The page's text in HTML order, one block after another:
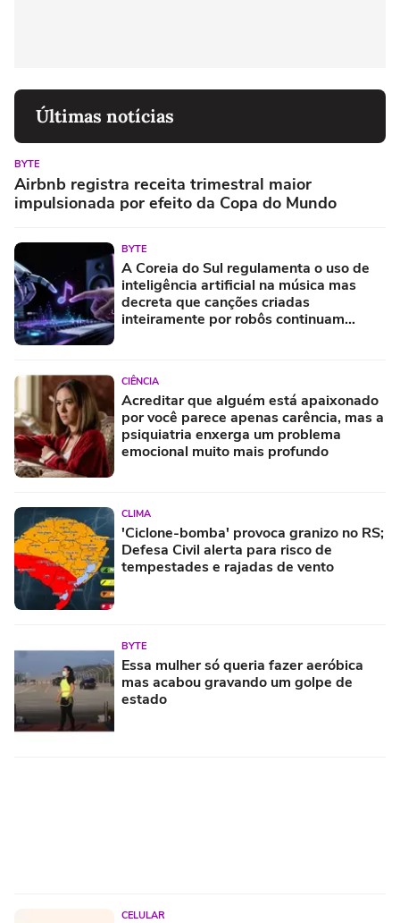
Últimas notícias
BYTE
Airbnb registra receita trimestral maior
impulsionada por efeito da Copa do Mundo
BYTE
A Coreia do Sul regulamenta o uso de
inteligência artificial na música mas
decreta que canções criadas
inteiramente por robôs continuam
CIÊNCIA
Acreditar que alguém está apaixonado
por você parece apenas carência, mas a
psiquiatria enxerga um problema
emocional muito mais profundo
CLIMA
'Ciclone-bomba' provoca granizo no RS;
Defesa Civil alerta para risco de
tempestades e rajadas de vento
BYTE
Essa mulher só queria fazer aeróbica
mas acabou gravando um golpe de
estado
CELULAR